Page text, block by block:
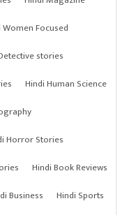
Women Focused
stories
Hindi Human Science
Horror Stories
Hindi Book Reviews
Business
Hindi Sports